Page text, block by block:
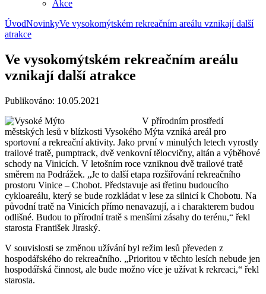
Akce
ÚvodNovinkyVe vysokomýtském rekreačním areálu vznikají další
atrakce
Ve vysokomýtském rekreačním areálu
vznikají další atrakce
Publikováno: 10.05.2021
V přírodním prostředí
městských lesů v blízkosti Vysokého Mýta vzniká areál pro
sportovní a rekreační aktivity. Jako první v minulých letech vyrostly
trailové tratě, pumptrack, dvě venkovní tělocvičny, altán a výběhové
schody na Vinicích. V letošním roce vzniknou dvě trailové tratě
směrem na Podrážek. „Je to další etapa rozšiřování rekreačního
prostoru Vinice – Chobot. Představuje asi třetinu budoucího
cykloareálu, který se bude rozkládat v lese za silnicí k Chobotu. Na
původní tratě na Vinicích přímo nenavazují, a i charakterem budou
odlišné. Budou to přírodní tratě s menšími zásahy do terénu,“ řekl
starosta František Jiraský.
V souvislosti se změnou užívání byl režim lesů převeden z
hospodářského do rekreačního. „Prioritou v těchto lesích nebude jen
hospodářská činnost, ale bude možno více je užívat k rekreaci,“ řekl
starosta.